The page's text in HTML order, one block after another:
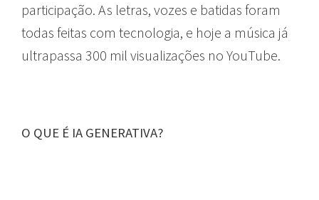
participação. As letras, vozes e batidas foram
todas feitas com tecnologia, e hoje a música já
ultrapassa 300 mil visualizações no YouTube.
O QUE É IA GENERATIVA?